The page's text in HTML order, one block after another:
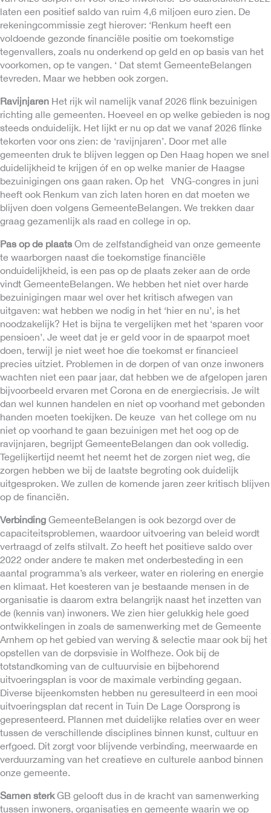
laten een positief saldo van ruim 4,6 miljoen euro zien. De
rekeningcommissie zegt hierover: ‘Renkum heeft een
voldoende gezonde financiële positie om toekomstige
tegenvallers, zoals nu onderkend op geld en op basis van het
voorkomen, op te vangen. ‘ Dat stemt GemeenteBelangen
tevreden. Maar we hebben ook zorgen.
Ravijnjaren Het rijk wil namelijk vanaf 2026 flink bezuinigen
richting alle gemeenten. Hoeveel en op welke gebieden is nog
steeds onduidelijk. Het lijkt er nu op dat we vanaf 2026 flinke
tekorten voor ons zien: de ‘ravijnjaren’. Door met alle
gemeenten druk te blijven leggen op Den Haag hopen we snel
duidelijkheid te krijgen óf en op welke manier de Haagse
bezuinigingen ons gaan raken. Op het VNG-congres in juni
heeft ook Renkum van zich laten horen en dat moeten we
blijven doen volgens GemeenteBelangen. We trekken daar
graag gezamenlijk als raad en college in op.
Pas op de plaats Om de zelfstandigheid van onze gemeente
te waarborgen naast die toekomstige financiële
onduidelijkheid, is een pas op de plaats zeker aan de orde
vindt GemeenteBelangen. We hebben het niet over harde
bezuinigingen maar wel over het kritisch afwegen van
uitgaven: wat hebben we nodig in het ‘hier en nu’, is het
noodzakelijk? Het is bijna te vergelijken met het ‘sparen voor
pensioen’. Je weet dat je er geld voor in de spaarpot moet
doen, terwijl je niet weet hoe die toekomst er financieel
precies uitziet. Problemen in de dorpen of van onze inwoners
wachten niet een paar jaar, dat hebben we de afgelopen jaren
bijvoorbeeld ervaren met Corona en de energiecrisis. Je wilt
dan wel kunnen handelen en niet op voorhand met gebonden
handen moeten toekijken. De keuze van het college om nu
niet op voorhand te gaan bezuinigen met het oog op de
ravijnjaren, begrijpt GemeenteBelangen dan ook volledig.
Tegelijkertijd neemt het neemt het de zorgen niet weg, die
zorgen hebben we bij de laatste begroting ook duidelijk
uitgesproken. We zullen de komende jaren zeer kritisch blijven
op de financiën.
Verbinding GemeenteBelangen is ook bezorgd over de
capaciteitsproblemen, waardoor uitvoering van beleid wordt
vertraagd of zelfs stilvalt. Zo heeft het positieve saldo over
2022 onder andere te maken met onderbesteding in een
aantal programma’s als verkeer, water en riolering en energie
en klimaat. Het koesteren van je bestaande mensen in de
organisatie is daarom extra belangrijk naast het inzetten van
de (kennis van) inwoners. We zien hier gelukkig hele goed
ontwikkelingen in zoals de samenwerking met de Gemeente
Arnhem op het gebied van werving & selectie maar ook bij het
opstellen van de dorpsvisie in Wolfheze. Ook bij de
totstandkoming van de cultuurvisie en bijbehorend
uitvoeringsplan is voor de maximale verbinding gegaan.
Diverse bijeenkomsten hebben nu geresulteerd in een mooi
uitvoeringsplan dat recent in Tuin De Lage Oorsprong is
gepresenteerd. Plannen met duidelijke relaties over en weer
tussen de verschillende disciplines binnen kunst, cultuur en
erfgoed. Dit zorgt voor blijvende verbinding, meerwaarde en
verduurzaming van het creatieve en culturele aanbod binnen
onze gemeente.
Samen sterkGB gelooft dus in de kracht van samenwerking
tussen inwoners, organisaties en gemeente waarin we op